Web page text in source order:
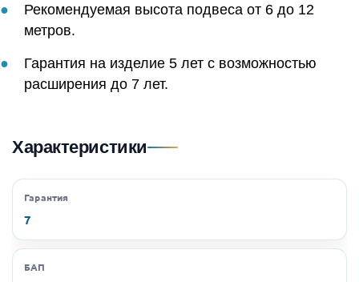
Рекомендуемая высота подвеса от 6 до 12
метров.
Гарантия на изделие 5 лет с возможностью
расширения до 7 лет.
Характеристики
Гарантия
7
БАП